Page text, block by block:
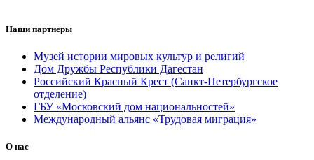
Наши партнеры
Музей истории мировых культур и религий
Дом Дружбы Республики Дагестан
Российский Красный Крест (Санкт-Петербургское
отделение)
ГБУ «Московский дом национальностей»
Международный альянс «Трудовая миграция»
О нас